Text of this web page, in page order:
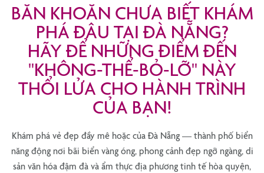
BĂN KHOĂN CHƯA BIẾT KHÁM
PHÁ ĐÂU TẠI ĐÀ NẴNG?
HÃY ĐỂ NHỮNG ĐIỂM ĐẾN
"KHÔNG-THỂ-BỎ-LỠ" NÀY
THỔI LỬA CHO HÀNH TRÌNH
CỦA BẠN!
Khám phá vẻ đẹp đầy mê hoặc của Đà Nẵng — thành phố biển
năng động nơi bãi biển vàng óng, phong cảnh đẹp ngỡ ngàng, di
sản văn hóa đậm đà và ẩm thực địa phương tinh tế hòa quyện,